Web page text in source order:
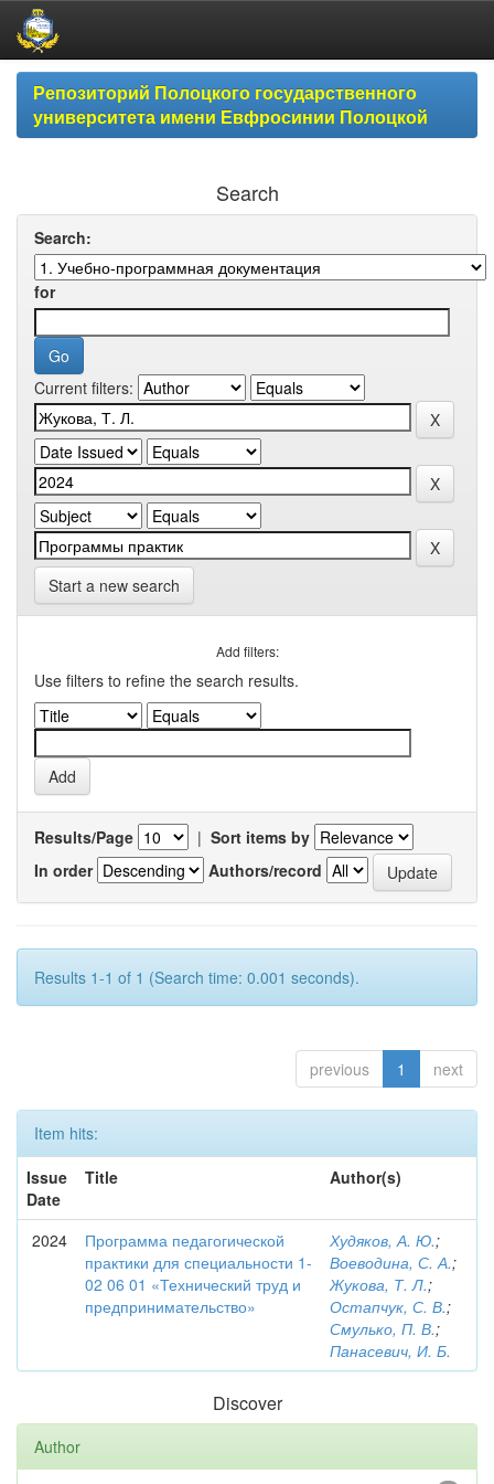
Skip
navigationРепозиторий Полоцкого государственного
университета имени Евфросинии Полоцкой
Search
Search:
for
Current filters:
Start a new search
Add filters:
Use filters to refine the search results.
Results/Page | Sort items by
In order
Authors/record
Results 1-1 of 1 (Search time: 0.001 seconds).
previous 1 next
Item hits:
Issue
Date
Title Author(s)
2024
Программа педагогической
практики для специальности 1-
02 06 01 «Технический труд и
предпринимательство»
Худяков, А. Ю.;
Воеводина, С. А.;
Жукова, Т. Л.;
Остапчук, С. В.;
Смулько, П. В.;
Панасевич, И. Б.
Discover
Author